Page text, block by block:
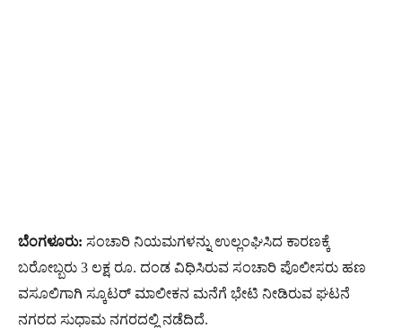
ಬೆಂಗಳೂರು: ಸಂಚಾರಿ ನಿಯಮಗಳನ್ನು ಉಲ್ಲಂಘಿಸಿದ ಕಾರಣಕ್ಕೆ
ಬರೋಬ್ಬರು 3 ಲಕ್ಷ ರೂ. ದಂಡ ವಿಧಿಸಿರುವ ಸಂಚಾರಿ ಪೊಲೀಸರು ಹಣ
ವಸೂಲಿಗಾಗಿ ಸ್ಕೂಟರ್​ ಮಾಲೀಕನ ಮನೆಗೆ ಭೇಟಿ ನೀಡಿರುವ ಘಟನೆ
ನಗರದ ಸುಧಾಮ ನಗರದಲ್ಲಿ ನಡೆದಿದೆ.